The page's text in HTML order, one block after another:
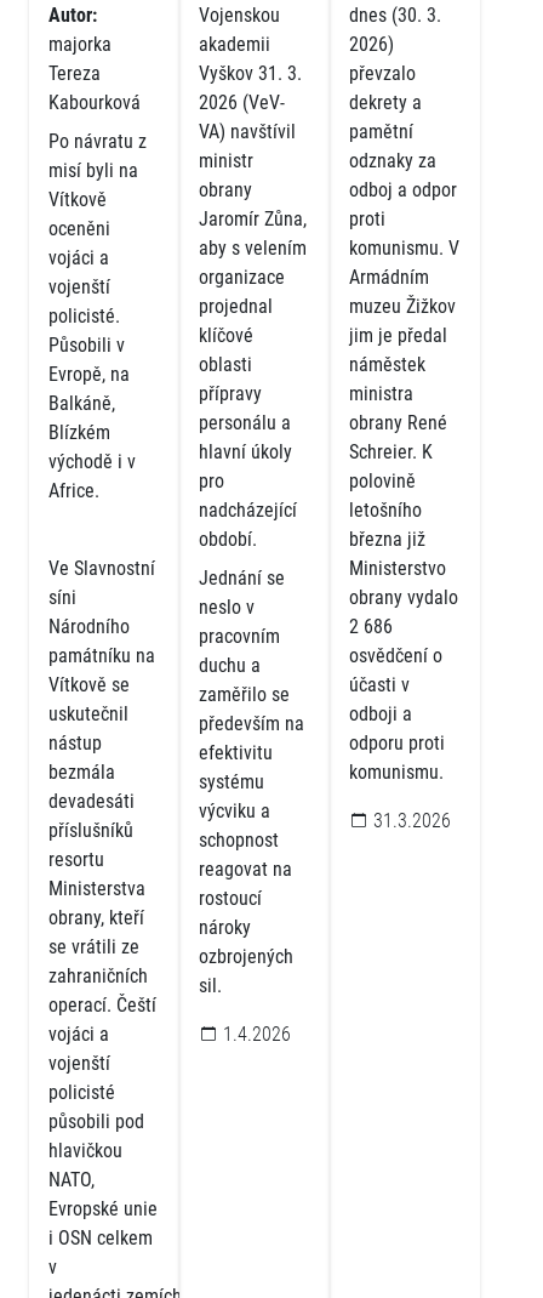
Autor:
majorka
Tereza
Kabourková
Po návratu z
misí byli na
Vítkově
oceněni
vojáci a
vojenští
policisté.
Působili v
Evropě, na
Balkáně,
Blízkém
východě i v
Africe.
Ve Slavnostní
síni
Národního
památníku na
Vítkově se
uskutečnil
nástup
bezmála
devadesáti
příslušníků
resortu
Ministerstva
obrany, kteří
se vrátili ze
zahraničních
operací. Čeští
vojáci a
vojenští
policisté
působili pod
hlavičkou
NATO,
Evropské unie
i OSN celkem
v
Vojenskou
akademii
Vyškov 31. 3.
2026 (VeV-
VA) navštívil
ministr
obrany
Jaromír Zůna,
aby s velením
organizace
projednal
klíčové
oblasti
přípravy
personálu a
hlavní úkoly
pro
nadcházející
období.
Jednání se
neslo v
pracovním
duchu a
zaměřilo se
především na
efektivitu
systému
výcviku a
schopnost
reagovat na
rostoucí
nároky
ozbrojených
sil.
1.4.2026
dnes (30. 3.
2026)
převzalo
dekrety a
pamětní
odznaky za
odboj a odpor
proti
komunismu. V
Armádním
muzeu Žižkov
jim je předal
náměstek
ministra
obrany René
Schreier. K
polovině
letošního
března již
Ministerstvo
obrany vydalo
2 686
osvědčení o
účasti v
odboji a
odporu proti
komunismu.
31.3.2026